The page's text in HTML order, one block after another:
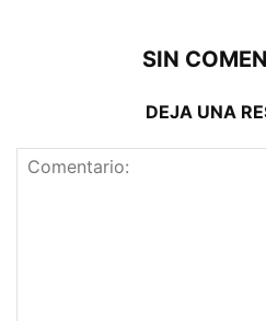
SIN
DEJA UNA